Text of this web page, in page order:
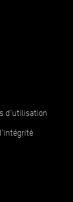
d’utilisation